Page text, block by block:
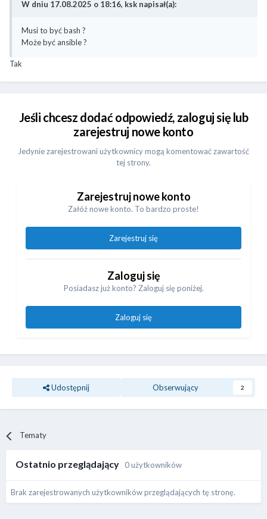
W dniu 17.08.2025 o 18:16, ksk napisał(a):
Musi to być bash ?
Może być ansible ?
Tak
Jeśli chcesz dodać odpowiedź, zaloguj się lub
zarejestruj nowe konto
Jedynie zarejestrowani użytkownicy mogą komentować zawartość
tej strony.
Zarejestruj nowe konto
Załóż nowe konto. To bardzo proste!
Zarejestruj się
Zaloguj się
Posiadasz już konto? Zaloguj się poniżej.
Zaloguj się
Udostępnij Obserwujący 2
Tematy
Ostatnio przeglądający 0 użytkowników
Brak zarejestrowanych użytkowników przeglądających tę stronę.